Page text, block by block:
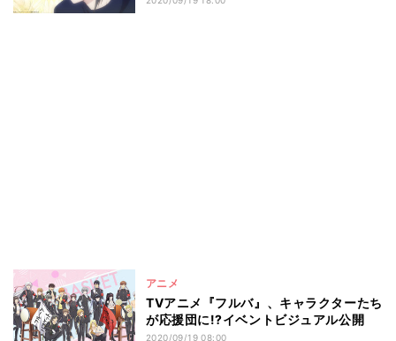
アニメ
TVアニメ『フルバ』、キャラクターたち
が応援団に!?イベントビジュアル公開
2020/09/19 08:00